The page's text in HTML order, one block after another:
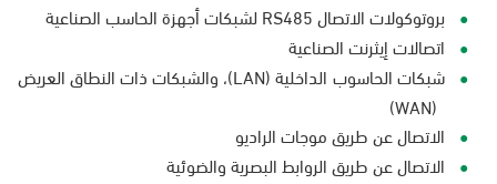
بروتوكولات الاتصال RS485 لشبكات أجهزة الحاسب الصناعية
اتصالات إيثرنت الصناعية
شبكات الحاسوب الداخلية (LAN)، والشبكات ذات النطاق العريض
(WAN)
الاتصال عن طريق موجات الراديو
الاتصال عن طريق الروابط البصرية والضوئية